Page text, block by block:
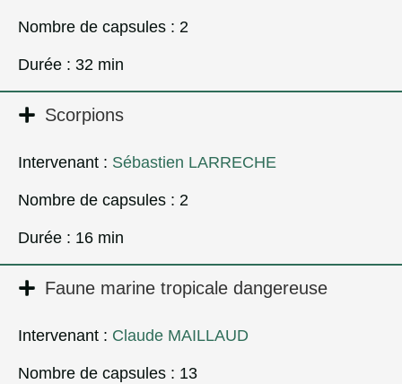
Nombre de capsules : 2
Durée : 32 min
Scorpions
Intervenant : Sébastien LARRECHE
Nombre de capsules : 2
Durée : 16 min
Faune marine tropicale dangereuse
Intervenant : Claude MAILLAUD
Nombre de capsules : 13